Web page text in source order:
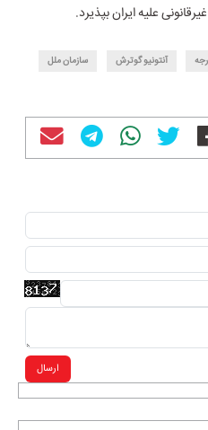
علیه ایران بپذیرد.
آنتونیو گوترش
سازمان ملل
ارسال